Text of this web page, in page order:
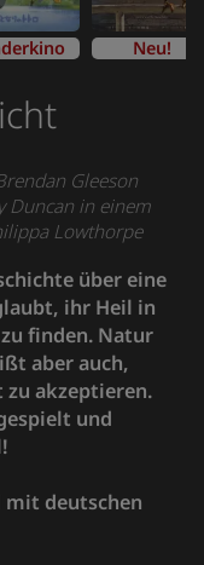
Neu!
Gleeson
Duncan in einem
Lowthorpe
über eine
ihr Heil in
finden. Natur
aber auch,
zu akzeptieren.
und
deutschen